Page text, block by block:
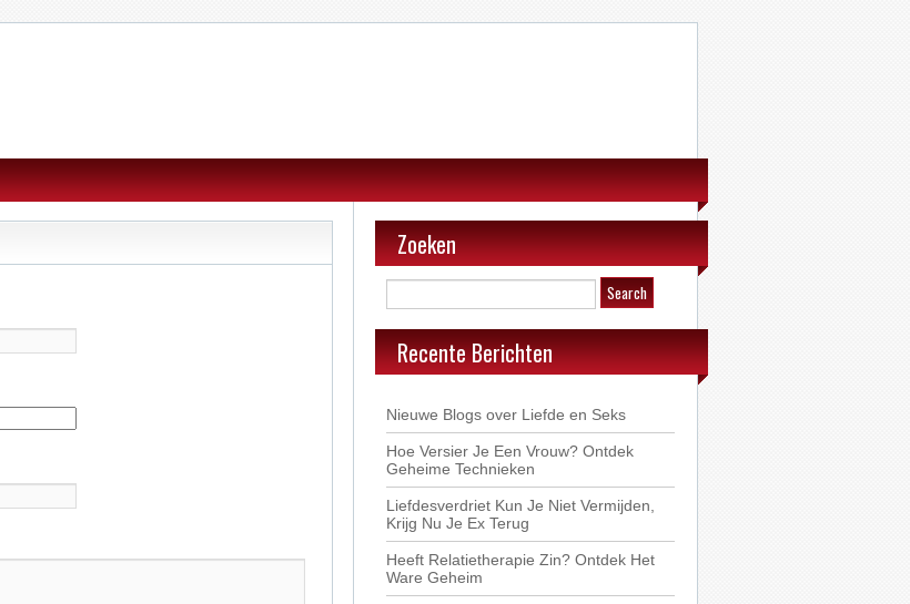
Zoeken
Recente Berichten
Nieuwe Blogs over Liefde en Seks
Hoe Versier Je Een Vrouw? Ontdek
Geheime Technieken
Liefdesverdriet Kun Je Niet Vermijden,
Krijg Nu Je Ex Terug
Heeft Relatietherapie Zin? Ontdek Het
Ware Geheim